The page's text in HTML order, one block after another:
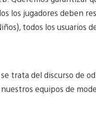
los jugadores deben
todos los usuarios
trata del discurso de
equipos de